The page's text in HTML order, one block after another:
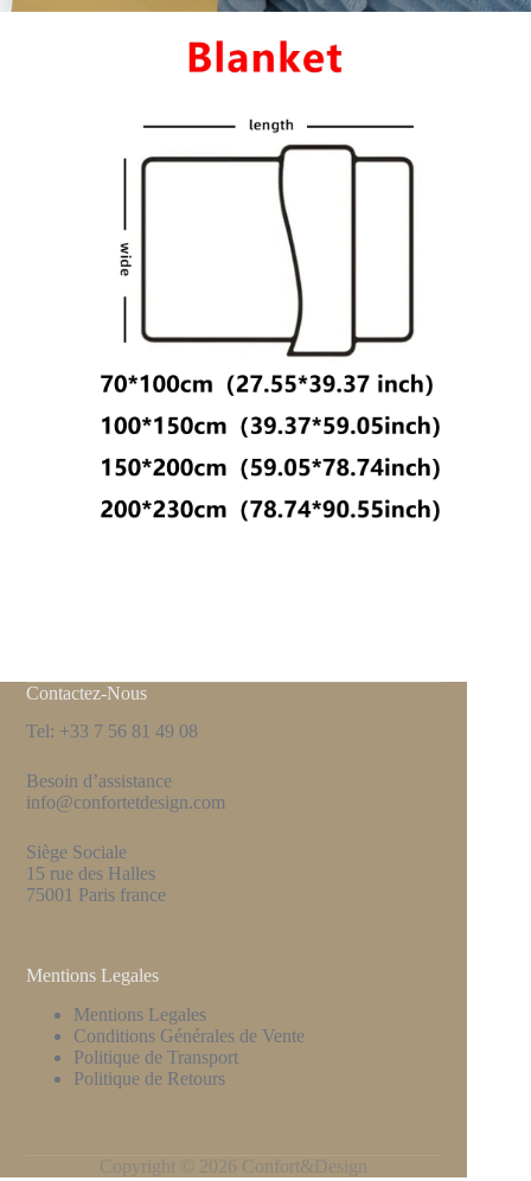
Contactez-Nous
Tel: +33 7 56 81 49 08
Besoin d’assistance
info@confortetdesign.com
Siège Sociale
15 rue des Halles
75001 Paris france
Mentions Legales
Mentions Legales
Conditions Générales de Vente
Politique de Transport
Politique de Retours
Copyright © 2026 Confort&Design